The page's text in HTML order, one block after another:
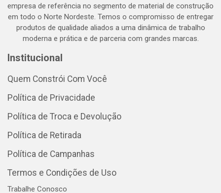
empresa de referência no segmento de material de construção
em todo o Norte Nordeste. Temos o compromisso de entregar
produtos de qualidade aliados a uma dinâmica de trabalho
moderna e prática e de parceria com grandes marcas.
Institucional
Quem Constrói Com Você
Política de Privacidade
Política de Troca e Devolução
Política de Retirada
Política de Campanhas
Termos e Condições de Uso
Trabalhe Conosco